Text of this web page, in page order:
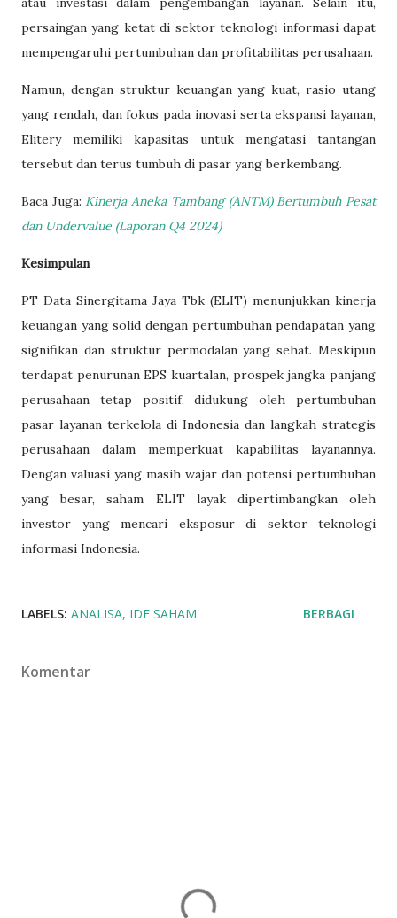
persaingan yang ketat di sektor teknologi informasi dapat
mempengaruhi pertumbuhan dan profitabilitas perusahaan.​
Namun, dengan struktur keuangan yang kuat, rasio utang
yang rendah, dan fokus pada inovasi serta ekspansi layanan,
Elitery memiliki kapasitas untuk mengatasi tantangan
tersebut dan terus tumbuh di pasar yang berkembang.​
Baca Juga: Kinerja Aneka Tambang (ANTM) Bertumbuh Pesat
dan Undervalue (Laporan Q4 2024)
Kesimpulan
PT Data Sinergitama Jaya Tbk (ELIT) menunjukkan kinerja
keuangan yang solid dengan pertumbuhan pendapatan yang
signifikan dan struktur permodalan yang sehat. Meskipun
terdapat penurunan EPS kuartalan, prospek jangka panjang
perusahaan tetap positif, didukung oleh pertumbuhan
pasar layanan terkelola di Indonesia dan langkah strategis
perusahaan dalam memperkuat kapabilitas layanannya.
Dengan valuasi yang masih wajar dan potensi pertumbuhan
yang besar, saham ELIT layak dipertimbangkan oleh
investor yang mencari eksposur di sektor teknologi
informasi Indonesia.
LABELS: ANALISA IDE SAHAM BERBAGI
Komentar